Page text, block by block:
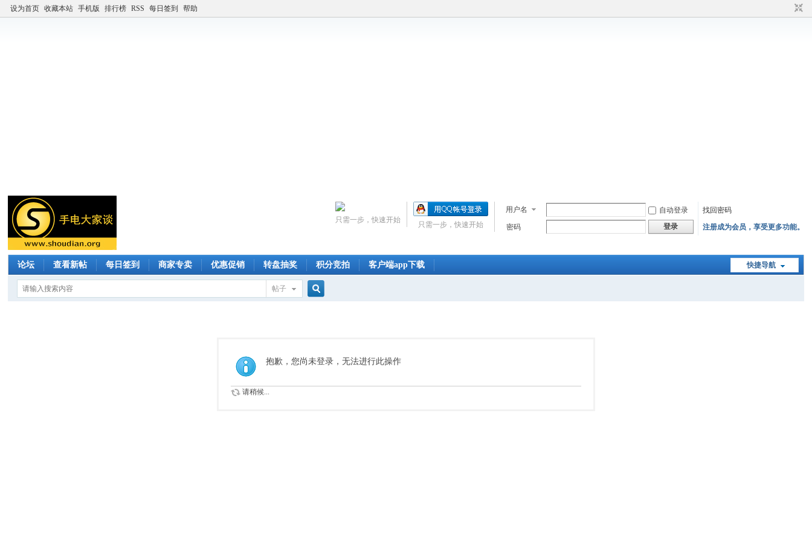
设为首页 收藏本站 手机版 排行榜 RSS 每日签到 帮助
用户名 自动登录
找回密码
密码
登录 注册成为会员，享受更多功能。
只需一步，快速开始
只需一步，快速开始
快捷导航
论坛 查看新帖 每日签到 商家专卖 优惠促销 转盘抽奖 积分竞拍 客户端app下载
帖子
索
抱歉，您尚未登录，无法进行此操作
请稍候...